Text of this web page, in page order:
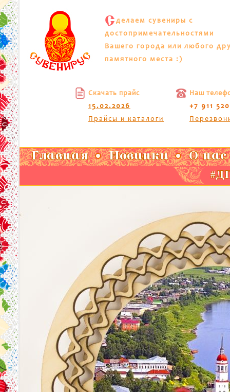
С делаем сувениры с
достопримечательностями
Вашего города или любого
памятного места :)
Скачать прайс
15.02.2026
Прайсы и каталоги
Наш
+7 911
Главная Новинки О нас